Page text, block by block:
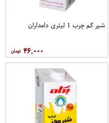
شیر کم چرب 1 لیتری دامداران
۴۶,۰۰۰